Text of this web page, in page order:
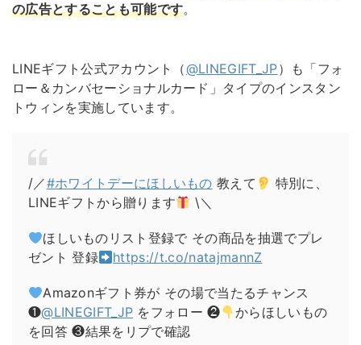
の広告とすることも可能です。
LINEギフト公式アカウント（@LINEGIFT_JP）も「フォ
ロー＆カンバセーショナルカード」タイプのインスタン
トウィンを実施しています。
/／#ホワイトデーにほしいもの 教えて
特別に、
LINEギフトから贈ります
\＼
ほしいものリスト登録で その商品を抽選でプレ
ゼント 登録 https://t.co/natajmannZ
Amazonギフト券が その場で当たるチャンス
❶@LINEGIFT_JP をフォロー ❷
からほしいもの
を回答❸結果をリプで確認